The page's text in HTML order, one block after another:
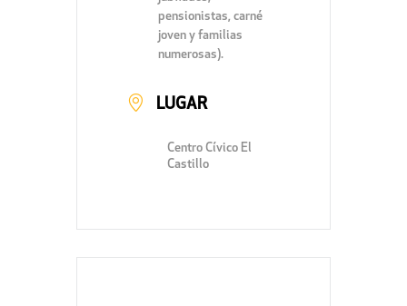
pensionistas, carné
joven y familias
numerosas).
LUGAR
Centro Cívico El
Castillo